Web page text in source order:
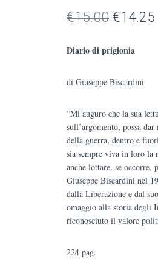
€15.00 Il
era:
€15.00.
€14.25
Diario di prigionia
di Giuseppe Biscardini
“Mi auguro che la sua
sull’argomento, possa
della guerra, dentro e
sia sempre viva in loro la
anche lottare, se occorre,
Giuseppe Biscardini nel
dalla Liberazione e dal
omaggio alla storia degli
riconosciuto il valore
224 pag.